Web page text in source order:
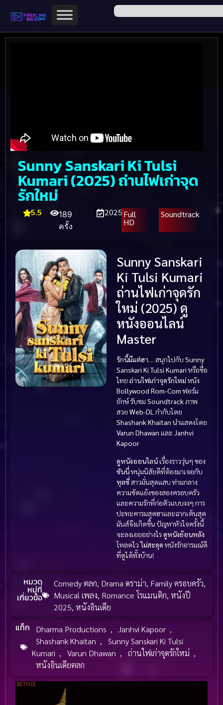
Sunny Sanskari Ki Tulsi
Kumari (2025) ถ่านไฟเก่าจุด
รักใหม่
5.5
189
ครั้ง
2025Full
HD
Soundtrack
Sunny Sanskari
Ki Tulsi Kumari
ถ่านไฟเก่าจุดรัก
ใหม่ (2025) ดู
หนังออนไลน์
Master
รักนี้มีแต่ฮา… สนุกไปกับ Sunny
Sanskari Ki Tulsi Kumari หรือชื่อ
ไทย ถ่านไฟเก่าจุดรักใหม่หนัง
Bollywood Rom-Com ฟอร์ม
ยักษ์ รับชม Soundtrackภาพ
สวย Web-DL กำกับโดย
Shashank Khaitan นำแสดงโดย
Varun Dhawan และ Janhvi
Kapoor
ดูหนังออนไลน์เรื่องราววุ่นๆ ของ
ซันนี่หนุ่มนิสัยดีที่ต้องมาเจอกับ
ทุลซี่สาวมั่นสุดแสบ ท่ามกลาง
ความขัดแย้งของสองครอบครัว
และความรักที่ก่อตัวแบบงงๆ การ
ปะทะคารมสุดฮาและฉากเต้นสุด
มันส์จึงเกิดขึ้น ปัญหาหัวใจครั้งนี้
จะลงเอยอย่างไรดูหนังย้อนหลัง
โหลดไวไม่สะดุด หนังรักอารมณ์ดี
ที่ดูได้ทั้งบ้าน!
หมวด
หมู่ที่
เกี่ยวข้อ
Comedy ตลก, Drama ดราม่า, Family ครอบครัว,
Musical เพลง, Romance โรแมนติก,หนังปี
2025,หนังอินเดีย
แท็ก Dharma Productions , Janhvi Kapoor ,
Shashank Khaitan ,
Sunny Sanskari Ki Tulsi
Kumari , Varun Dhawan , ถ่านไฟเก่าจุดรักใหม่ ,
หนังอินเดียตลก